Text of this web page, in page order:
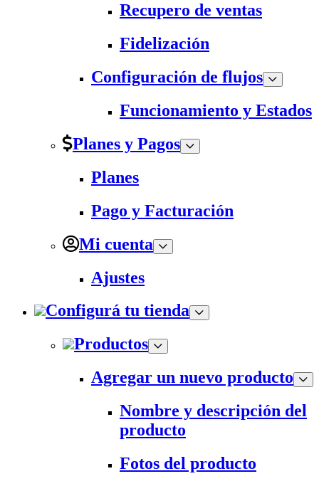
Recupero de ventas
Fidelización
Configuración de flujos
Funcionamiento y Estados
Planes y Pagos
Planes
Pago y Facturación
Mi cuenta
Ajustes
Configurá tu tienda
Productos
Agregar un nuevo producto
Nombre y descripción del
producto
Fotos del producto